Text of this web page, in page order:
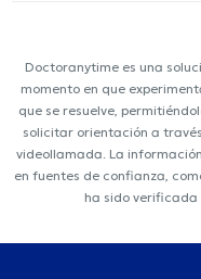
Doctoranytime es una
momento en que
que se resuelve,
solicitar orientación a
videollamada. La
en fuentes de confianza,
ha sido verificada